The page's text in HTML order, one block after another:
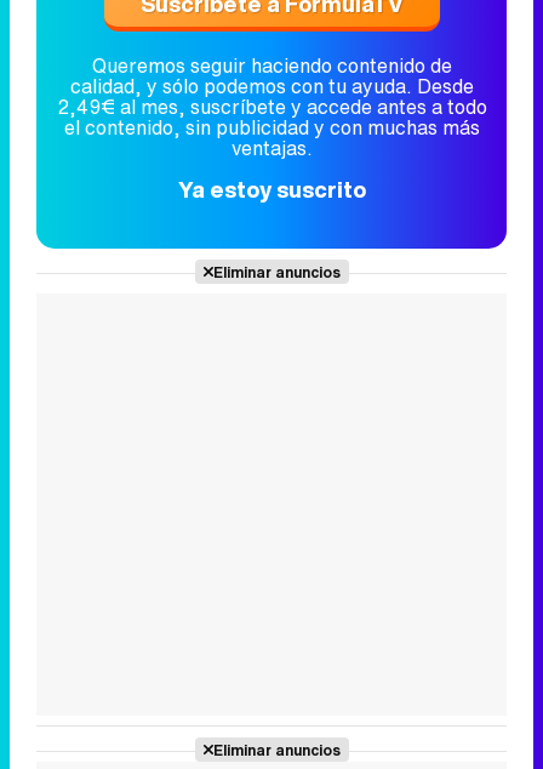
Queremos seguir haciendo contenido de
calidad, y sólo podemos con tu ayuda. Desde
2,49€ al mes, suscríbete y accede antes a todo
el contenido, sin publicidad y con muchas más
ventajas.
Ya estoy suscrito
Eliminar anuncios
Eliminar anuncios